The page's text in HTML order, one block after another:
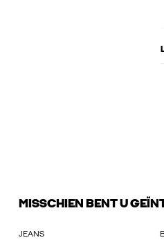
MISSCHIEN BENT U
JEANS